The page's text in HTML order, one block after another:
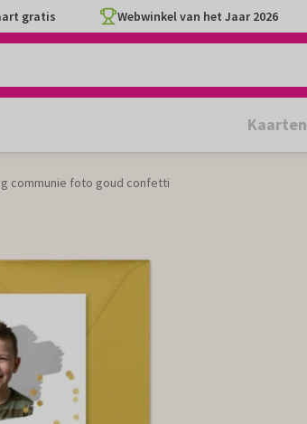
gratis Webwinkel van het Jaar 2026
Kaarten
communie foto goud confetti